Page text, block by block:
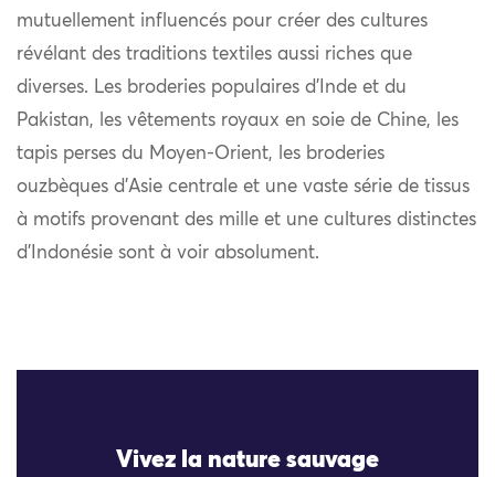
mutuellement influencés pour créer des cultures
révélant des traditions textiles aussi riches que
diverses. Les broderies populaires d’Inde et du
Pakistan, les vêtements royaux en soie de Chine, les
tapis perses du Moyen-Orient, les broderies
ouzbèques d’Asie centrale et une vaste série de tissus
à motifs provenant des mille et une cultures distinctes
d’Indonésie sont à voir absolument.
Vivez la nature sauvage